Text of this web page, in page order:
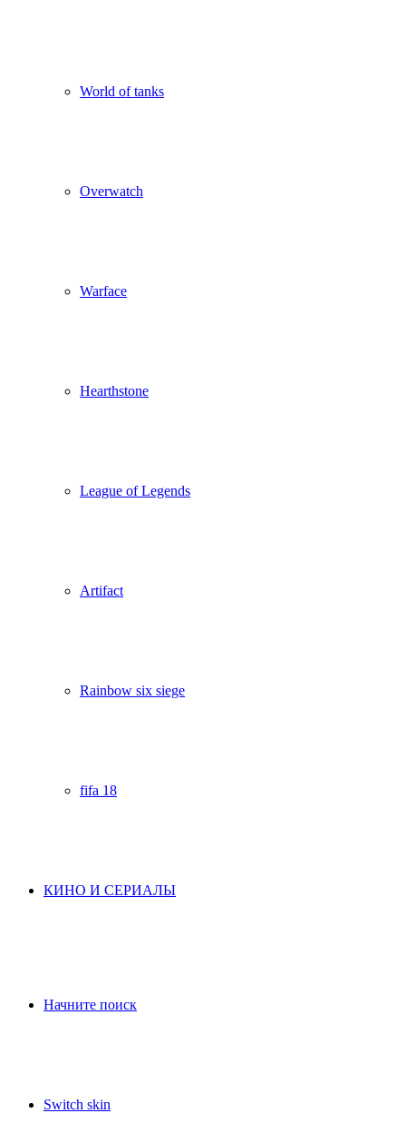
World of tanks
Overwatch
Warface
Hearthstone
League of Legends
Artifact
Rainbow six siege
fifa 18
КИНО И СЕРИАЛЫ
Начните поиск
Switch skin